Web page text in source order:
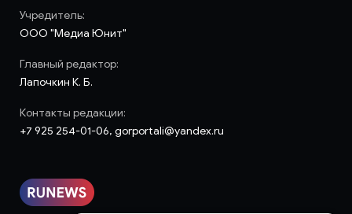
Учредитель:
ООО "Медиа Юнит"
Главный редактор:
Лапочкин К. Б.
Контакты редакции:
+7 925 254-01-06, gorportali@yandex.ru